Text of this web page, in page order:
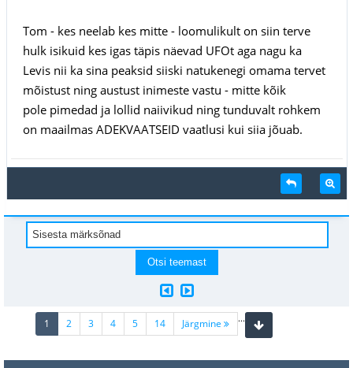
Tom - kes neelab kes mitte - loomulikult on siin terve
hulk isikuid kes igas täpis näevad UFOt aga nagu ka
Levis nii ka sina peaksid siiski natukenegi omama tervet
mõistust ning austust inimeste vastu - mitte kõik
pole pimedad ja lollid naiivikud ning tunduvalt rohkem
on maailmas ADEKVAATSEID vaatlusi kui siia jõuab.
1 (current)
2 3 4 5 ...
14 Järgmine